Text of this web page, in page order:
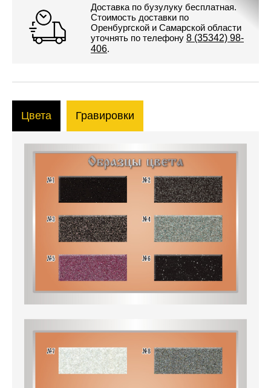
Доставка по бузулуку бесплатная.
Стоимость доставки по
Оренбургской и Самарской области
уточнять по телефону 8 (35342) 98-
406.
Цвета Гравировки